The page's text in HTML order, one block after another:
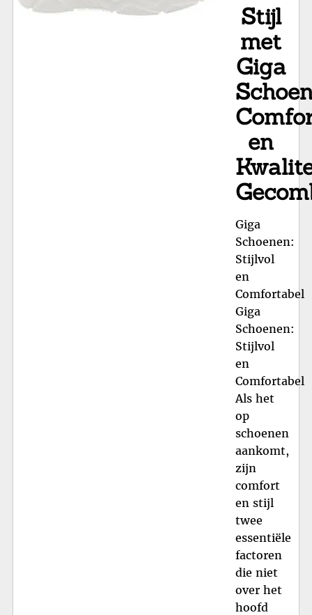
Stijl
met
Giga
en
Giga
Schoenen:
Stijlvol
en
Comfortabel
Giga
Schoenen:
Stijlvol
en
Comfortabel
Als het
op
schoenen
aankomt,
zijn
comfort
en stijl
twee
essentiële
factoren
die niet
over het
hoofd